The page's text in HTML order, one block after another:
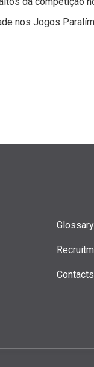
nos Jogos
Glossary
Contacts